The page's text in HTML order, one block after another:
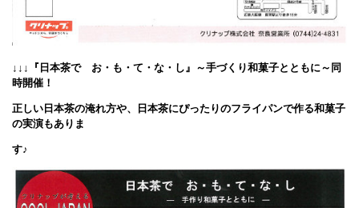
↓↓↓『日本茶で お・も・て・な・し』～手づくり和菓子とともに～同
時開催！
正しい日本茶の淹れ方や、日本茶にぴったりのフライパンで作る和菓子
の実演もありま
す♪